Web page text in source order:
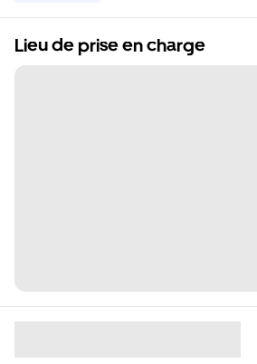
Lieu de prise en charge